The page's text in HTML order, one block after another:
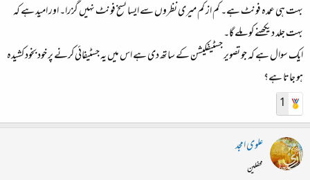
بہت ہی عمدہ فونٹ ہے۔ کم از کم میری نظروں سے ایسا نسخ فونٹ نہیں گزرا۔ اور امید ہے کہ
بہت جلد دیکھنے کو ملے گا۔
ایک سوال ہے کہ جو تصویر جسٹیفکیشن کے ساتھ دی ہے اس میں یہ جسٹیفائی کرنے پر خود بخود کشیدہ
ہو جاتا ہے؟
1
علوی امجد
محفلین